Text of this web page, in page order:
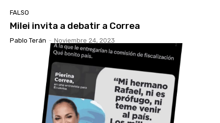
FALSO
Milei invita a debatir a Correa
Pablo Terán - Noviembre 24, 2023